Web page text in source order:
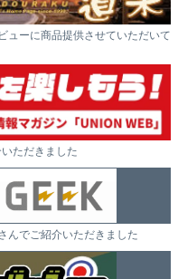
ューに商品提供させていただいて
ただきました
んでご紹介いただきました